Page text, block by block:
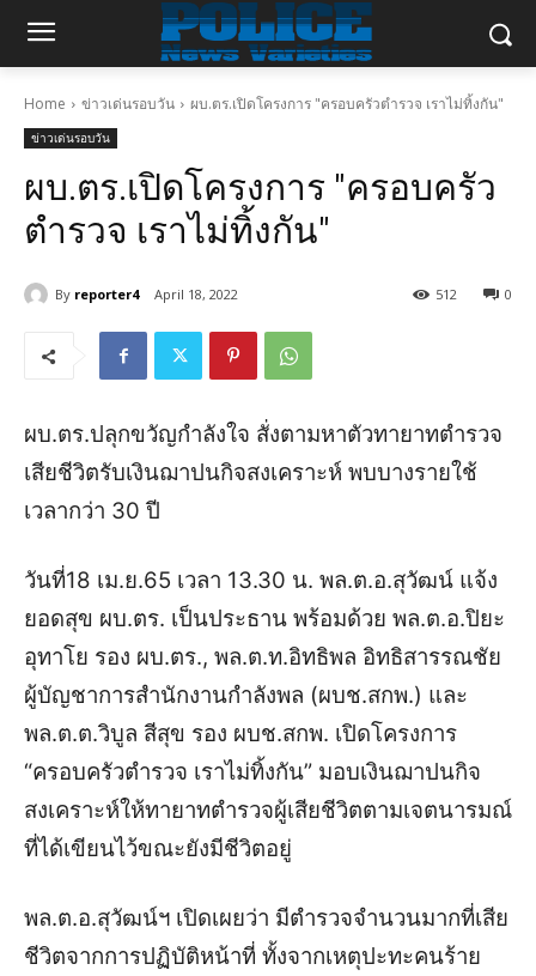
Home ข่าวเด่นรอบวัน ผบ.ตร.เปิดโครงการ "ครอบครัวตำรวจ เราไม่ทิ้งกัน"
ข่าวเด่นรอบวัน
ผบ.ตร.เปิดโครงการ "ครอบครัว
ตำรวจ เราไม่ทิ้งกัน"
By reporter4 April 18, 2022 0
512
ผบ.ตร.ปลุกขวัญกำลังใจ สั่งตามหาตัวทายาทตำรวจ
เสียชีวิตรับเงินฌาปนกิจสงเคราะห์ พบบางรายใช้
เวลากว่า 30 ปี
วันที่18 เม.ย.65 เวลา 13.30 น. พล.ต.อ.สุวัฒน์ แจ้ง
ยอดสุข ผบ.ตร. เป็นประธาน พร้อมด้วย พล.ต.อ.ปิยะ
อุทาโย รอง ผบ.ตร., พล.ต.ท.อิทธิพล อิทธิสารรณชัย
ผู้บัญชาการสำนักงานกำลังพล (ผบช.สกพ.) และ
พล.ต.ต.วิบูล สีสุข รอง ผบช.สกพ. เปิดโครงการ
“ครอบครัวตำรวจ เราไม่ทิ้งกัน” มอบเงินฌาปนกิจ
สงเคราะห์ให้ทายาทตำรวจผู้เสียชีวิตตามเจตนารมณ์
ที่ได้เขียนไว้ขณะยังมีชีวิตอยู่
พล.ต.อ.สุวัฒน์ฯ เปิดเผยว่า มีตำรวจจำนวนมากที่เสีย
ชีวิตจากการปฏิบัติหน้าที่ ทั้งจากเหตุปะทะคนร้าย